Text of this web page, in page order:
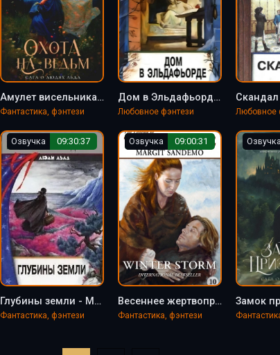
Амулет висельника - Маргит Сандему
Фантастика, фэнтези
Дом в Эльдафьорде - Маргит Сандему
Любовное фэнтези Любовное
Озвучка 09:30:37
Глубины земли - Маргит Сандему
Фантастика, фэнтези
Озвучка 09:00:31
Весеннее жертвоприношение - Маргит Сандему
Фантастика, фэнтези
Озвучка